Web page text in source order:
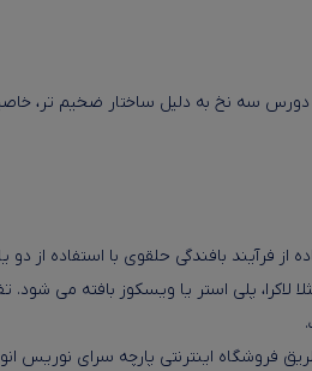
سه نخ به دلیل ساختار ضخیم تر،
فرآیند بافندگی حلقوی با استفاده از
پلی استر یا ویسکوز بافته می شود.
فروشگاه اینترنتی پارچه سرای نوریس